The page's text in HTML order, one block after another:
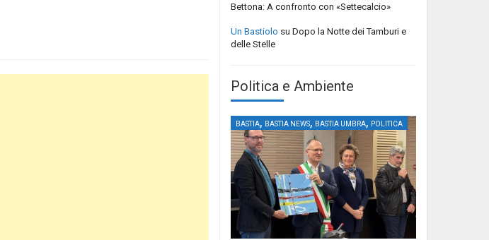
Bettona: A confronto con «Settecalcio»
Un Bastiolo su Dopo la Notte dei Tamburi e
delle Stelle
Politica e Ambiente
BASTIA, BASTIA NEWS, BASTIA UMBRA, POLITICA